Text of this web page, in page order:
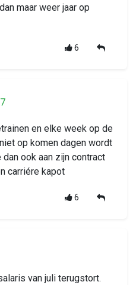
maar weer jaar op
6
en elke week op de
op komen dagen wordt
ook aan zijn contract
carriére kapot
6
van juli terugstort.